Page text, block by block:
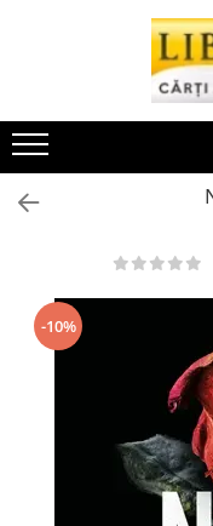
Toate Produsele
CARTI
Arta, arhitectura si
Arhitectura
Pictura si desen
Biografii si memorii
Teorie si critica literara
Business, economie,
-10%